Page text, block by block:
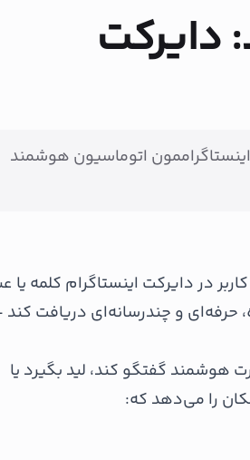
دایرکت
اتوماسیون هوشمند
در دایرکت اینستاگرام کلمه یا
و چندرسانه‌ای دریافت
گفتگو کند، لید بگیرد یا
را می‌دهد که: